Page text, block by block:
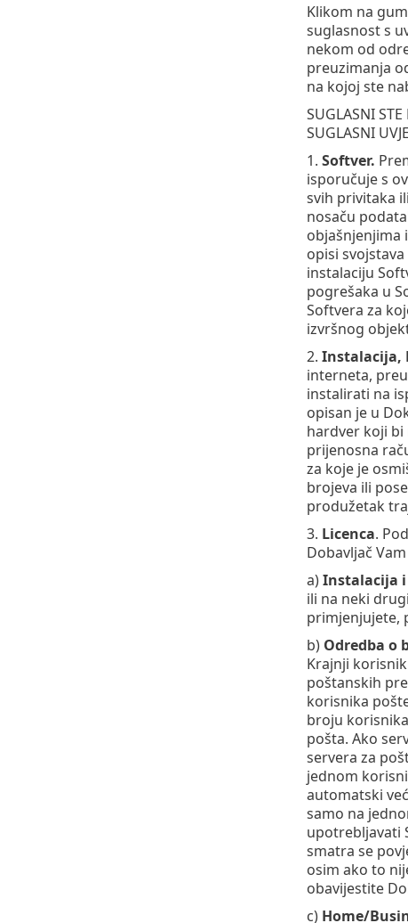
Klikom na
suglasnost s
nekom od
preuzimanja
na kojoj ste
SUGLASNI STE
SUGLASNI
1. Softver.
isporučuje s
svih privitaka
nosaču
objašnjenjima
opisi
instalaciju
pogrešaka u
Softvera za
izvršnog
2. Instalacija,
interneta,
instalirati na
opisan je u
hardver koji bi
prijenosna
za koje je
brojeva ili
produžetak
3. Licenca.
Dobavljač
a)Instalacija
ili na neki
primjenjujete,
b) Odredba o
Krajnji
poštanskih
korisnika
broju
pošta. Ako
servera za
jednom
automatski
samo na
upotrebljavati
smatra se
osim ako to
obavijestite
c) Home/